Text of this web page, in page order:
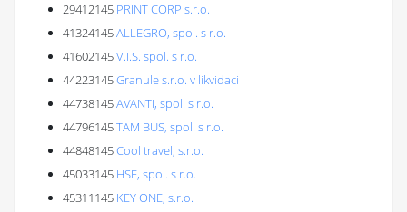
29412145 PRINT CORP s.r.o.
41324145ALLEGRO, spol. s r.o.
41602145V.I.S. spol. s r.o.
44223145Granule s.r.o. v likvidaci
44738145AVANTI, spol. s r.o.
44796145TAM BUS, spol. s r.o.
44848145Cool travel, s.r.o.
45033145 HSE, spol. s r.o.
45311145 KEY ONE, s.r.o.